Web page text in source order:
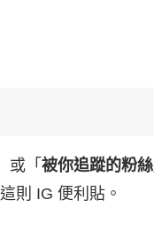
或「 被你追蹤的粉絲
則 IG 便利貼。